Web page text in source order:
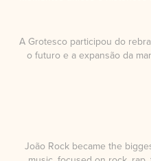
A Grotesco participou do
o futuro e a expansão da
João Rock became the